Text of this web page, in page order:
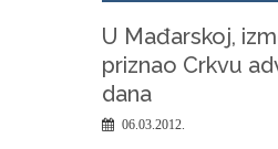
U Mađarskoj,
priznao Crkvu
dana
06.03.2012.